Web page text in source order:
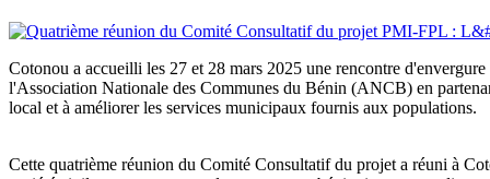
Cotonou a accueilli les 27 et 28 mars 2025 une rencontre
l'Association Nationale des Communes du Bénin (ANCB) en
local et à améliorer les services municipaux fournis aux populations.
Cette quatrième réunion du Comité Consultatif du projet a réuni à